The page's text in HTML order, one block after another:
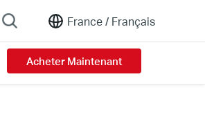
France / Français
Acheter Maintenant